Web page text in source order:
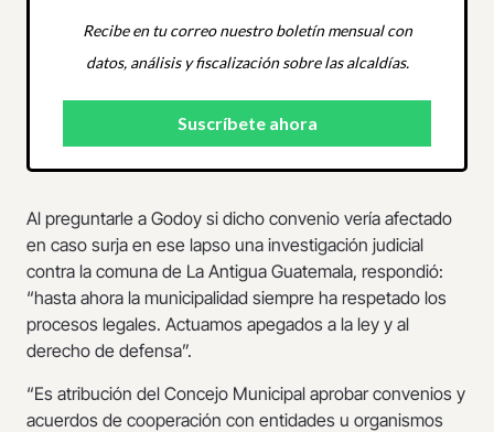
Recibe en tu correo nuestro boletín mensual con
datos, análisis y fiscalización sobre las alcaldías.
Al preguntarle a Godoy si dicho convenio vería afectado
en caso surja en ese lapso una investigación judicial
contra la comuna de La Antigua Guatemala, respondió:
“hasta ahora la municipalidad siempre ha respetado los
procesos legales. Actuamos apegados a la ley y al
derecho de defensa”.
“Es atribución del Concejo Municipal aprobar convenios y
acuerdos de cooperación con entidades u organismos